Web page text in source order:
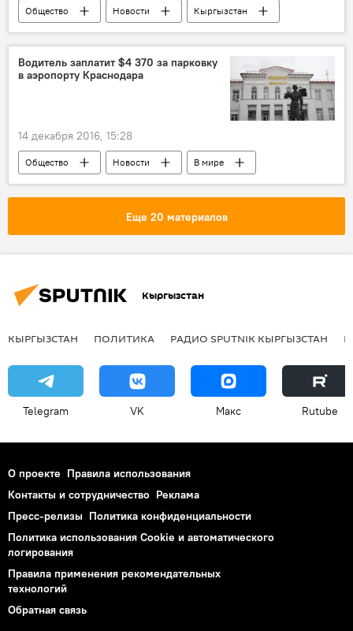
Общество Новости
Кыргызстан
Аналитика
проверка
питание
гамбургер
фастфуд
Водитель заплатит $4 370 за парковку
в аэропорту Краснодара
14 декабря 2016, 15:28
Общество Новости
В мире
Россия
Пресс-дайджест
аэропорт
суд
парковка
автомобиль
оплата
Еще 20 материалов
Кыргызстан
КЫРГЫЗСТАН ПОЛИТИКА РАДИО SPUTNIK КЫРГЫЗСТАН
Telegram VK Макс Rutube
О проекте Правила использования
Контакты и сотрудничество Реклама
Пресс-релизы Политика конфиденциальности
Политика использования Cookie и автоматического
логирования
Правила применения рекомендательных
технологий
Обратная связь